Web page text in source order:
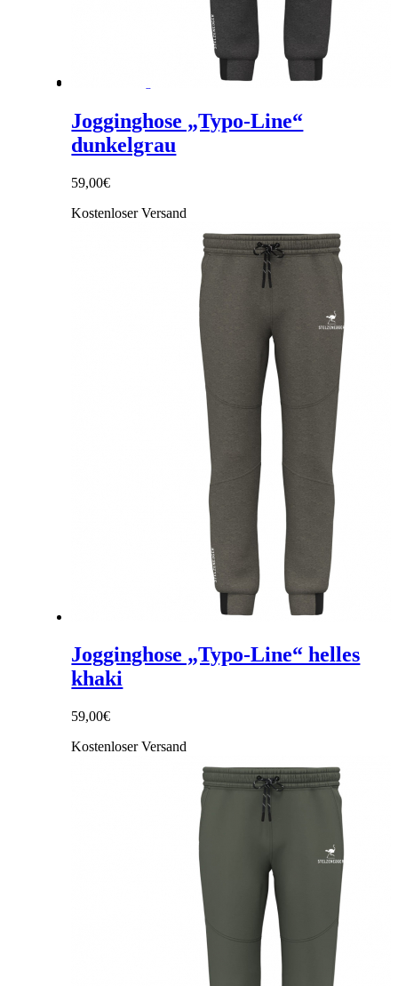
Jogginghose „Typo-Line“
dunkelgrau
59,00€
Kostenloser Versand
Jogginghose „Typo-Line“ helles
khaki
59,00€
Kostenloser Versand